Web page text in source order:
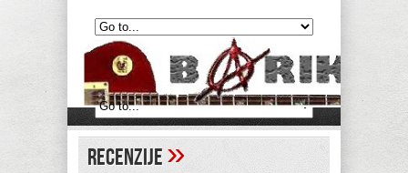
Recenzije»